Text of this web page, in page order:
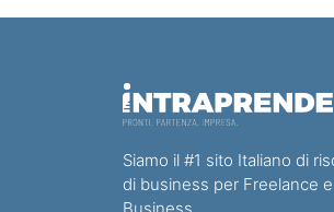
Siamo il #1 sito Italiano di
di business per Freelance